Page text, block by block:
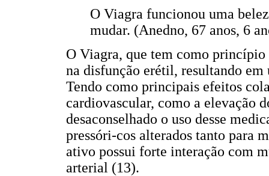
O Viagra funcionou uma
mudar. (Anedno, 67 anos, 6
O Viagra, que tem como
na disfunção erétil, resultando em
Tendo como principais efeitos
cardiovascular, como a elevação
desaconselhado o uso desse
pressóri-cos alterados tanto para
ativo possui forte interação com
arterial (13).